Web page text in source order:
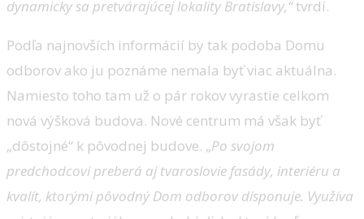
dynamicky sa pretvárajúcej lokality Bratislavy,“tvrdí.
Podľa najnovších informácií by tak podoba Domu
odborov ako ju poznáme nemala byť viac aktuálna.
Namiesto toho tam už o pár rokov vyrastie celkom
nová výšková budova. Nové centrum má však byť
„dôstojné“ k pôvodnej budove. „Po svojom
predchodcovi preberá aj tvaroslovie fasády, interiéru a
kvalít, ktorými pôvodný Dom odborov disponuje. Využíva